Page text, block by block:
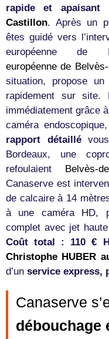
rapide et apaisant
Castillon. Après un
êtes guidé vers
européenne de
européenne de
situation, propose
rapidement sur site.
immédiatement grâce
caméra
rapport détaillé
Bordeaux, une
refoulaient
Belvès-
Canaserve est
de calcaire à 14
à une caméra HD,
complet avec jet
Coût total : 110 €
Christophe HUBER
d’un service express,
Canaserve
débouchage